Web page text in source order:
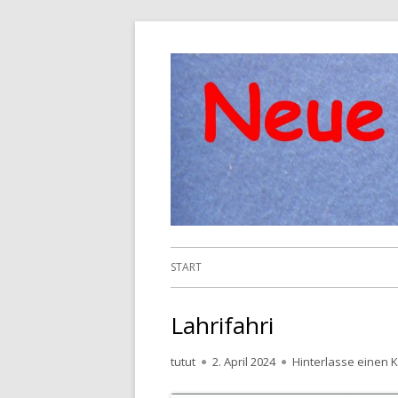
Primäres
START
Lahrifahri
Autor
tutut
Veröffentlicht
2. April 2024 Hinterlasse einen